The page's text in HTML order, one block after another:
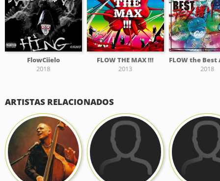
FlowCiielo
2018
FLOW THE MAX !!!
2013
2018
ARTISTAS RELACIONADOS